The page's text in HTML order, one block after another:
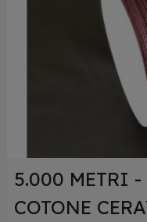
5.000 METRI
COTONE